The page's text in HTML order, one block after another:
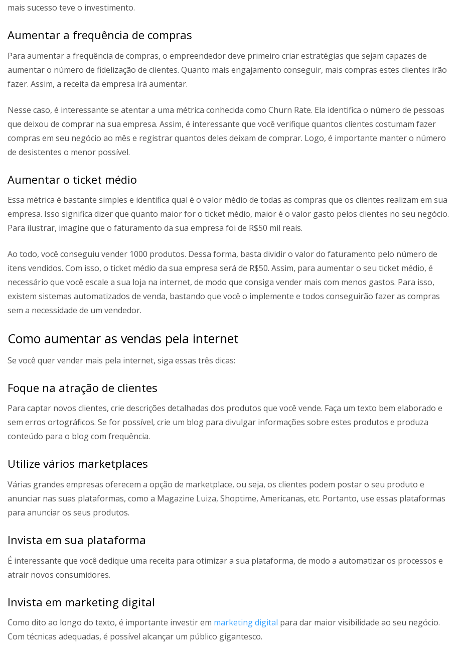
mais sucesso teve o investimento.
Aumentar a frequência de compras
Para aumentar a frequência de compras, o empreendedor deve primeiro criar estratégias que sejam capazes de
aumentar o número de fidelização de clientes. Quanto mais engajamento conseguir, mais compras estes clientes irão
fazer. Assim, a receita da empresa irá aumentar.
Nesse caso, é interessante se atentar a uma métrica conhecida como Churn Rate. Ela identifica o número de pessoas
que deixou de comprar na sua empresa. Assim, é interessante que você verifique quantos clientes costumam fazer
compras em seu negócio ao mês e registrar quantos deles deixam de comprar. Logo, é importante manter o número
de desistentes o menor possível.
Aumentar o ticket médio
Essa métrica é bastante simples e identifica qual é o valor médio de todas as compras que os clientes realizam em sua
empresa. Isso significa dizer que quanto maior for o ticket médio, maior é o valor gasto pelos clientes no seu negócio.
Para ilustrar, imagine que o faturamento da sua empresa foi de R$50 mil reais.
Ao todo, você conseguiu vender 1000 produtos. Dessa forma, basta dividir o valor do faturamento pelo número de
itens vendidos. Com isso, o ticket médio da sua empresa será de R$50. Assim, para aumentar o seu ticket médio, é
necessário que você escale a sua loja na internet, de modo que consiga vender mais com menos gastos. Para isso,
existem sistemas automatizados de venda, bastando que você o implemente e todos conseguirão fazer as compras
sem a necessidade de um vendedor.
Como aumentar as vendas pela internet
Se você quer vender mais pela internet, siga essas três dicas:
Foque na atração de clientes
Para captar novos clientes, crie descrições detalhadas dos produtos que você vende. Faça um texto bem elaborado e
sem erros ortográficos. Se for possível, crie um blog para divulgar informações sobre estes produtos e produza
conteúdo para o blog com frequência.
Utilize vários marketplaces
Várias grandes empresas oferecem a opção de marketplace, ou seja, os clientes podem postar o seu produto e
anunciar nas suas plataformas, como a Magazine Luiza, Shoptime, Americanas, etc. Portanto, use essas plataformas
para anunciar os seus produtos.
Invista em sua plataforma
É interessante que você dedique uma receita para otimizar a sua plataforma, de modo a automatizar os processos e
atrair novos consumidores.
Invista em marketing digital
Como dito ao longo do texto, é importante investir em marketing digital para dar maior visibilidade ao seu negócio.
Com técnicas adequadas, é possível alcançar um público gigantesco.